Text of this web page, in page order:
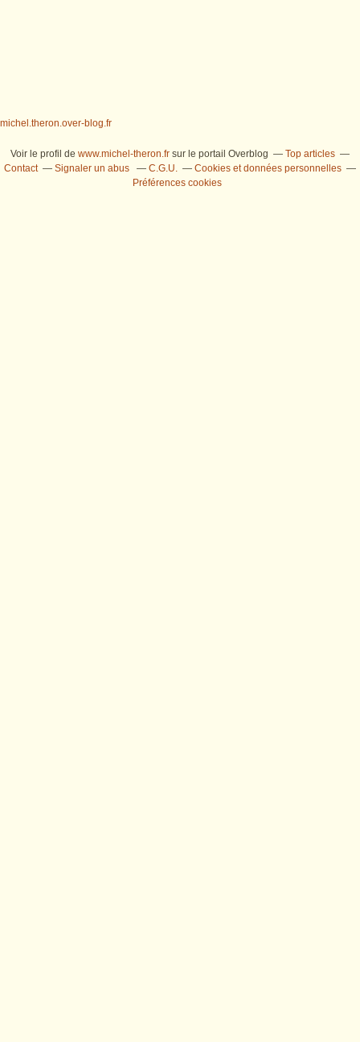
michel.theron.over-blog.fr
Voir le profil de www.michel-theron.fr sur le portail Overblog
Top articles
Contact
Signaler un abus C.G.U.
Cookies et données personnelles
Préférences cookies